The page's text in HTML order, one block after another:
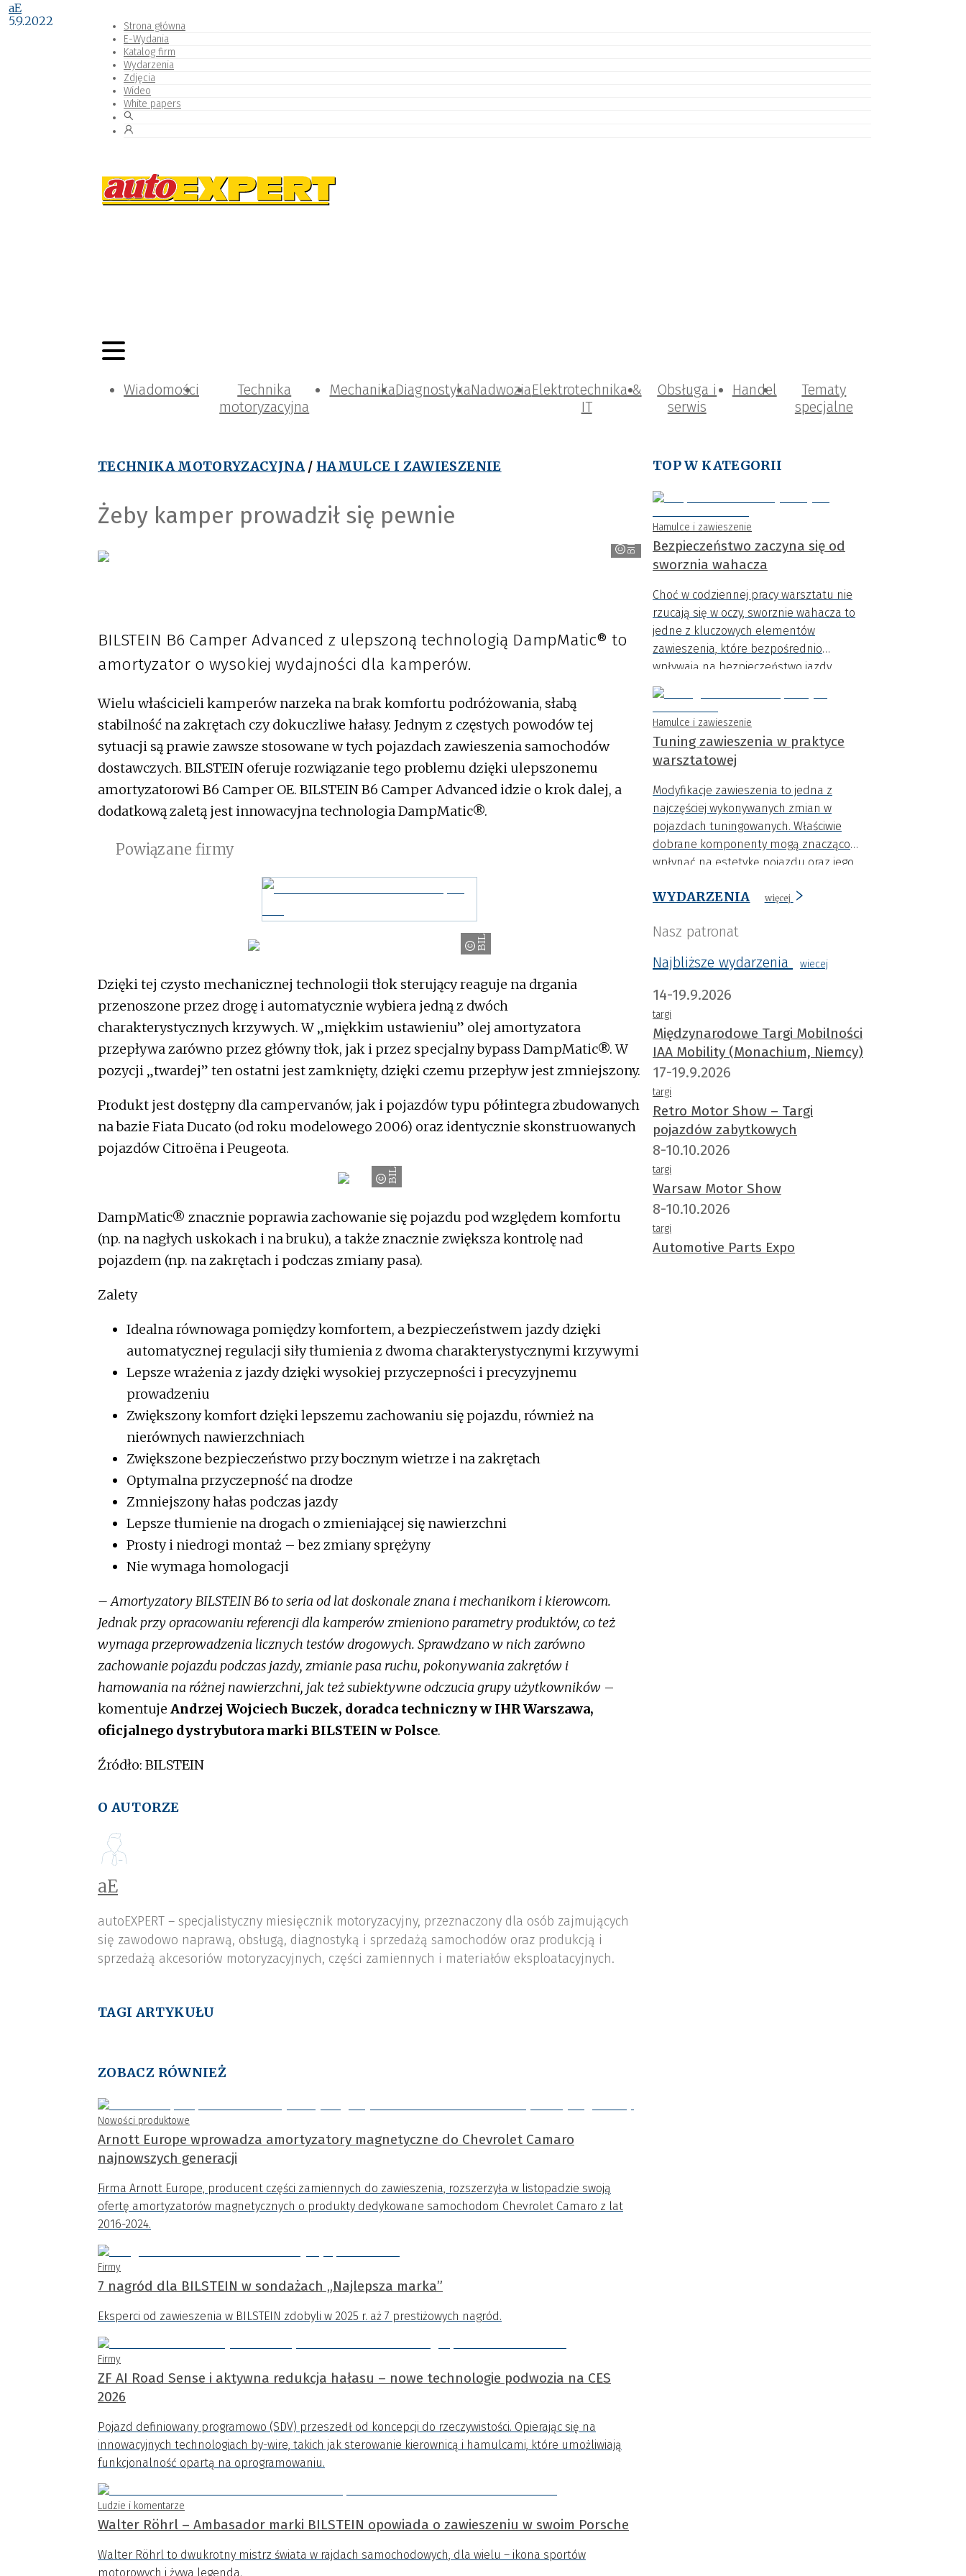
Strona główna
E-Wydania
Katalog firm
Wydarzenia
Zdjęcia
Wideo
White papers
Wiadomości
Technika
motoryzacyjna
MechanikaDiagnostykaNadwoziaElektrotechnika &
IT
Obsługa i
serwis
Handel
Tematy
specjalne
TECHNIKA MOTORYZACYJNA / HAMULCE I ZAWIESZENIE
Żeby kamper prowadził się pewnie
BILSTEIN
aE
5.9.2022
BILSTEIN B6 Camper Advanced z ulepszoną technologią DampMatic® to
amortyzator o wysokiej wydajności dla kamperów.
Wielu właścicieli kamperów narzeka na brak komfortu podróżowania, słabą
stabilność na zakrętach czy dokuczliwe hałasy. Jednym z częstych powodów tej
sytuacji są prawie zawsze stosowane w tych pojazdach zawieszenia samochodów
dostawczych. BILSTEIN oferuje rozwiązanie tego problemu dzięki ulepszonemu
amortyzatorowi B6 Camper OE. BILSTEIN B6 Camper Advanced idzie o krok dalej, a
dodatkową zaletą jest innowacyjna technologia DampMatic®.
Powiązane firmy
BILSTEIN
Dzięki tej czysto mechanicznej technologii tłok sterujący reaguje na drgania
przenoszone przez drogę i automatycznie wybiera jedną z dwóch
charakterystycznych krzywych. W „miękkim ustawieniu” olej amortyzatora
przepływa zarówno przez główny tłok, jak i przez specjalny bypass DampMatic®. W
pozycji „twardej” ten ostatni jest zamknięty, dzięki czemu przepływ jest zmniejszony.
Produkt jest dostępny dla campervanów, jak i pojazdów typu półintegra zbudowanych
na bazie Fiata Ducato (od roku modelowego 2006) oraz identycznie skonstruowanych
pojazdów Citroëna i Peugeota.
BILSTEIN
DampMatic® znacznie poprawia zachowanie się pojazdu pod względem komfortu
(np. na nagłych uskokach i na bruku), a także znacznie zwiększa kontrolę nad
pojazdem (np. na zakrętach i podczas zmiany pasa).
Zalety
Idealna równowaga pomiędzy komfortem, a bezpieczeństwem jazdy dzięki
automatycznej regulacji siły tłumienia z dwoma charakterystycznymi krzywymi
Lepsze wrażenia z jazdy dzięki wysokiej przyczepności i precyzyjnemu
prowadzeniu
Zwiększony komfort dzięki lepszemu zachowaniu się pojazdu, również na
nierównych nawierzchniach
Zwiększone bezpieczeństwo przy bocznym wietrze i na zakrętach
Optymalna przyczepność na drodze
Zmniejszony hałas podczas jazdy
Lepsze tłumienie na drogach o zmieniającej się nawierzchni
Prosty i niedrogi montaż – bez zmiany sprężyny
Nie wymaga homologacji
– Amortyzatory BILSTEIN B6 to seria od lat doskonale znana i mechanikom i kierowcom.
Jednak przy opracowaniu referencji dla kamperów zmieniono parametry produktów, co też
wymaga przeprowadzenia licznych testów drogowych. Sprawdzano w nich zarówno
zachowanie pojazdu podczas jazdy, zmianie pasa ruchu, pokonywania zakrętów i
hamowania na różnej nawierzchni, jak też subiektywne odczucia grupy użytkowników –
komentuje Andrzej Wojciech Buczek, doradca techniczny w IHR Warszawa,
oficjalnego dystrybutora marki BILSTEIN w Polsce.
Źródło: BILSTEIN
O AUTORZE
aE
autoEXPERT – specjalistyczny miesięcznik motoryzacyjny, przeznaczony dla osób zajmujących
się zawodowo naprawą, obsługą, diagnostyką i sprzedażą samochodów oraz produkcją i
sprzedażą akcesoriów motoryzacyjnych, części zamiennych i materiałów eksploatacyjnych.
TAGI ARTYKUŁU
ZOBACZ RÓWNIEŻ
Nowości produktowe
Arnott Europe wprowadza amortyzatory magnetyczne do Chevrolet Camaro
najnowszych generacji
Firma Arnott Europe, producent części zamiennych do zawieszenia, rozszerzyła w listopadzie swoją
ofertę amortyzatorów magnetycznych o produkty dedykowane samochodom Chevrolet Camaro z lat
2016-2024.
Firmy
7 nagród dla BILSTEIN w sondażach „Najlepsza marka”
Eksperci od zawieszenia w BILSTEIN zdobyli w 2025 r. aż 7 prestiżowych nagród.
Firmy
ZF AI Road Sense i aktywna redukcja hałasu – nowe technologie podwozia na CES
2026
Pojazd definiowany programowo (SDV) przeszedł od koncepcji do rzeczywistości. Opierając się na
innowacyjnych technologiach by-wire, takich jak sterowanie kierownicą i hamulcami, które umożliwiają
funkcjonalność opartą na oprogramowaniu.
Ludzie i komentarze
Walter Röhrl – Ambasador marki BILSTEIN opowiada o zawieszeniu w swoim Porsche
Walter Röhrl to dwukrotny mistrz świata w rajdach samochodowych, dla wielu – ikona sportów
motorowych i żywa legenda.
TOP W KATEGORII
Hamulce i zawieszenie
Bezpieczeństwo zaczyna się od
sworznia wahacza
Choć w codziennej pracy warsztatu nie
rzucają się w oczy, sworznie wahacza to
jedne z kluczowych elementów
zawieszenia, które bezpośrednio
wpływają na bezpieczeństwo jazdy.
Hamulce i zawieszenie
Tuning zawieszenia w praktyce
warsztatowej
Modyfikacje zawieszenia to jedna z
najczęściej wykonywanych zmian w
pojazdach tuningowanych. Właściwie
dobrane komponenty mogą znacząco
wpłynąć na estetykę pojazdu oraz jego
jeden błąd montażowy, aby efekt był
WYDARZENIA więcej
Nasz patronat
Najbliższe wydarzenia
wiecej
14-19.9.2026
targi
Międzynarodowe Targi Mobilności
IAA Mobility (Monachium, Niemcy)
17-19.9.2026
targi
Retro Motor Show – Targi
pojazdów zabytkowych
8-10.10.2026
targi
Warsaw Motor Show
8-10.10.2026
targi
Automotive Parts Expo